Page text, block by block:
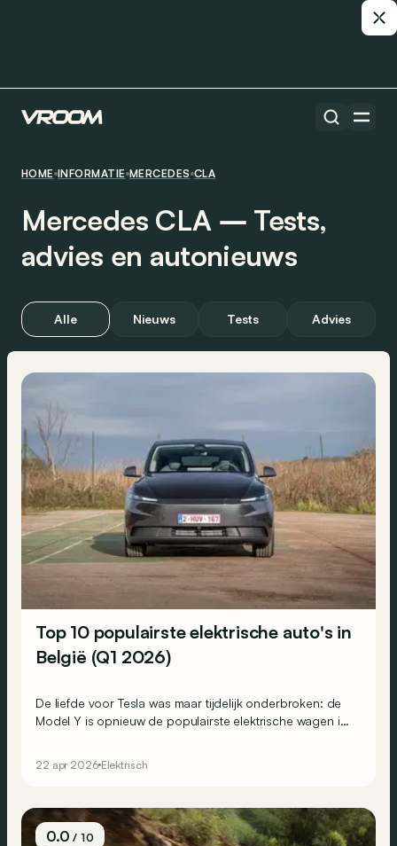
HOME INFORMATIE MERCEDES CLA
Mercedes CLA ― Tests,
advies en autonieuws
Alle Nieuws Tests Advies
Top 10 populairste elektrische auto's in
België (Q1 2026)
De liefde voor Tesla was maar tijdelijk onderbroken: de
Model Y is opnieuw de populairste elektrische wagen in
nestelen?
22 apr 2026 Elektrisch
0.0/ 10